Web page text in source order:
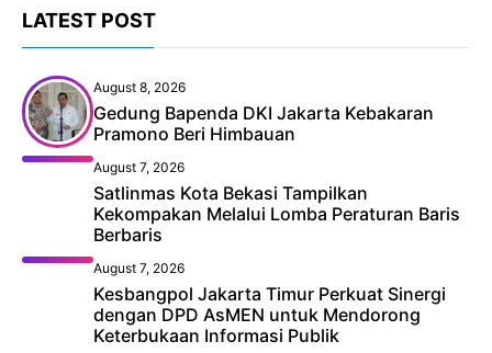
LATEST POST
August 8, 2026
Gedung Bapenda DKI Jakarta Kebakaran
Pramono Beri Himbauan
August 7, 2026
Satlinmas Kota Bekasi Tampilkan
Kekompakan Melalui Lomba Peraturan Baris
Berbaris
August 7, 2026
Kesbangpol Jakarta Timur Perkuat Sinergi
dengan DPD AsMEN untuk Mendorong
Keterbukaan Informasi Publik